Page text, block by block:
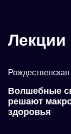
Лекции
Рождественская
Волшебные
решают
здоровья